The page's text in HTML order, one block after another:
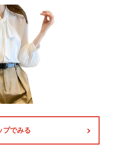
プでみる